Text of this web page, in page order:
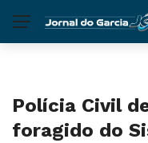
Polícia Civil
foragido do